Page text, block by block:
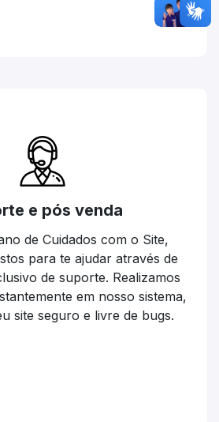
e pós venda
de Cuidados com o Site,
para te ajudar através de
de suporte. Realizamos
em nosso sistema,
site seguro e livre de bugs.